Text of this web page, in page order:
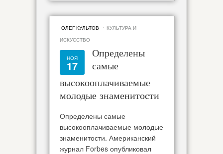
ОЛЕГ КУЛЬТОВ · КУЛЬТУРА И
ИСКУССТВО
НОЯ
17
Определены
самые
высокооплачиваемые
молодые знаменитости
Определены самые
высокооплачиваемые молодые
знаменитости. Американский
журнал Forbes опубликовал